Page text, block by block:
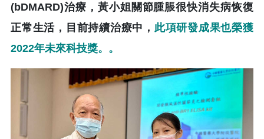
(bDMARD)治療，黃小姐關節腫脹很快消失病恢復
正常生活，目前持續治療中， 此項研發成果也榮獲
2022年未來科技獎。。